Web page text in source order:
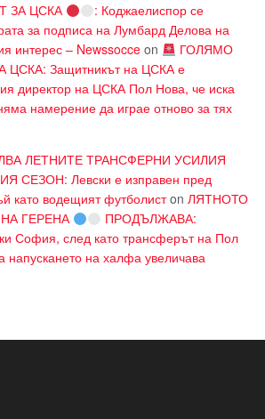
ЗА ЦСКА
: Коджаелиспор се
за подписа на Лумбард Делова на
интерес – Newssocce on
ГОЛЯМО
Защитникът на ЦСКА е
директор на ЦСКА Пол Нова, че иска
намерение да играе отново за тях
ЛЕТНИТЕ ТРАНСФЕРНИ УСИЛИЯ
СЕЗОН: Левски е изправен пред
като водещият футболистon ЛЯТНОТО
ГЕРЕНА
ПРОДЪЛЖАВА:
София, след като трансферът на Пол
напускането на халфа увеличава